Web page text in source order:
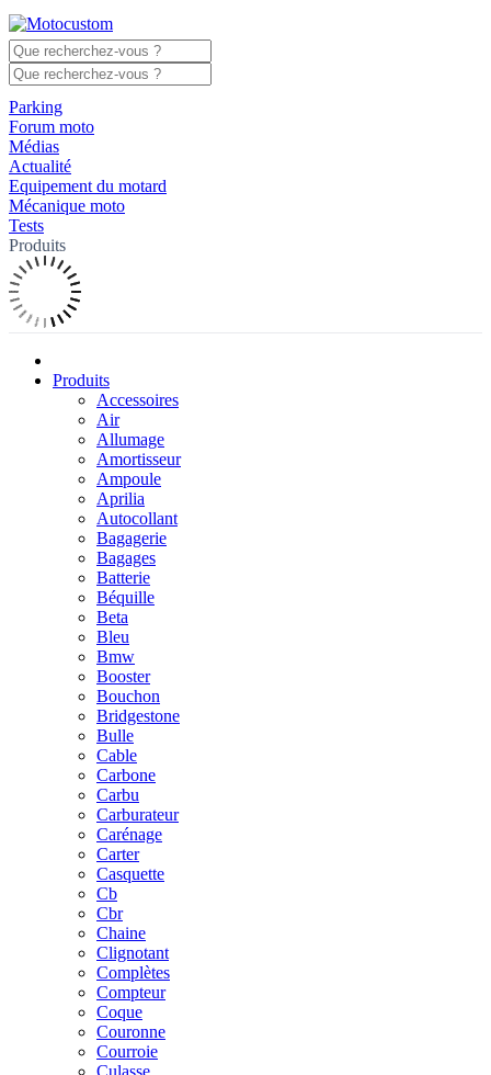
Parking
Forum moto
Médias
Actualité
Equipement du motard
Mécanique moto
Tests
Produits
Produits
Accessoires
Air
Allumage
Amortisseur
Ampoule
Aprilia
Autocollant
Bagagerie
Bagages
Batterie
Béquille
Beta
Bleu
Bmw
Booster
Bouchon
Bridgestone
Bulle
Cable
Carbone
Carbu
Carburateur
Carénage
Carter
Casquette
Cb
Cbr
Chaine
Clignotant
Complètes
Compteur
Coque
Couronne
Courroie
Culasse